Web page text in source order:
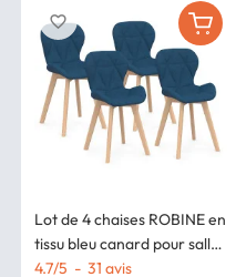
Lot de 4 chaises ROBINE en
tissu bleu canard pour salle
à manger
4.7/5 - 31 avis
favorite_border